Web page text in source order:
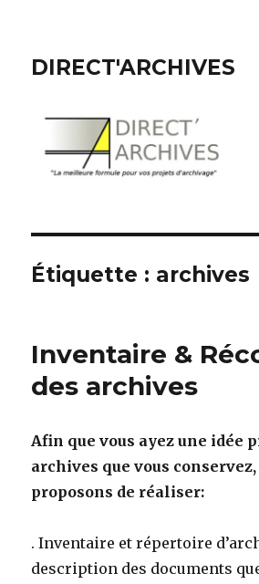
DIRECT'ARCHIVES
Étiquette : archives
Inventaire &
des archives
Afin que vous ayez une idée
archives que vous conservez,
proposons de réaliser:
. Inventaire et répertoire
description des documents